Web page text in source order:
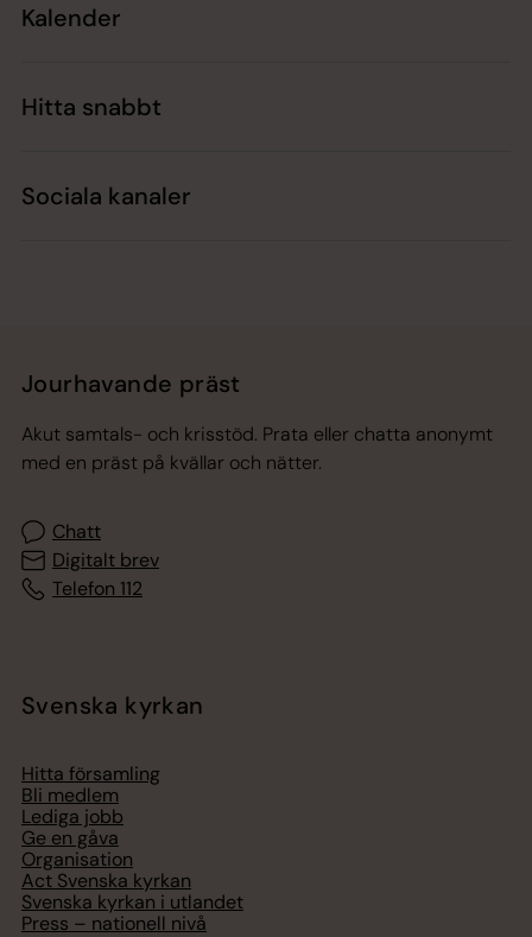
Kalender
Hitta snabbt
Sociala kanaler
Jourhavande präst
Akut samtals- och krisstöd. Prata eller chatta anonymt
med en präst på kvällar och nätter.
Chatt
Digitalt brev
Telefon 112
Svenska kyrkan
Hitta församling
Bli medlem
Lediga jobb
Ge en gåva
Organisation
Act Svenska kyrkan
Svenska kyrkan i utlandet
Press – nationell nivå